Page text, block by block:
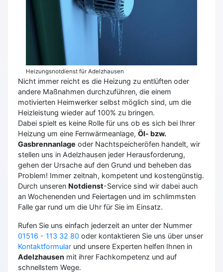
Heizungsnotdienst für Adelzhausen
Nicht immer reicht es die Heizung zu entlüften oder
andere Maßnahmen durchzuführen, die einem
motivierten Heimwerker selbst möglich sind, um die
Heizleistung wieder auf 100% zu bringen.
Dabei spielt es keine Rolle für uns ob es sich bei Ihrer
Heizung um eine Fernwärmeanlage, Öl- bzw.
Gasbrennanlage oder Nachtspeicheröfen handelt, wir
stellen uns in Adelzhausen jeder Herausforderung,
gehen der Ursache auf den Grund und beheben das
Problem! Immer zeitnah, kompetent und kostengünstig.
Durch unseren Notdienst-Service sind wir dabei auch
an Wochenenden und Feiertagen und im schlimmsten
Falle gar rund um die Uhr für Sie im Einsatz.
Rufen Sie uns einfach jederzeit an unter der Nummer
01516 - 113 32 80 oder kontaktieren Sie uns über unser
Kontaktformular und unsere Experten helfen Ihnen in
Adelzhausen mit ihrer Fachkompetenz und auf
schnellstem Wege.